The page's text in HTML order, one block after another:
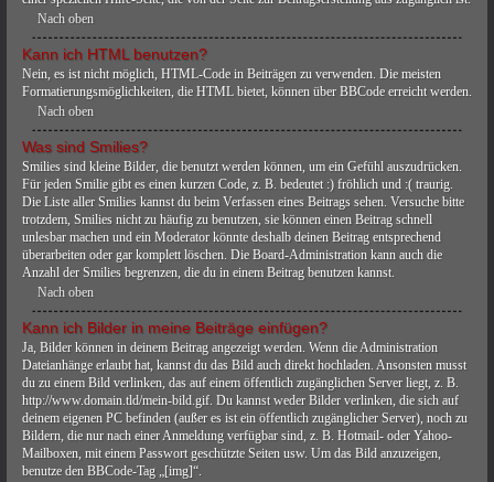
Nach oben
Kann ich HTML benutzen?
Nein, es ist nicht möglich, HTML-Code in Beiträgen zu verwenden. Die meisten
Formatierungsmöglichkeiten, die HTML bietet, können über BBCode erreicht werden.
Nach oben
Was sind Smilies?
Smilies sind kleine Bilder, die benutzt werden können, um ein Gefühl auszudrücken.
Für jeden Smilie gibt es einen kurzen Code, z. B. bedeutet :) fröhlich und :( traurig.
Die Liste aller Smilies kannst du beim Verfassen eines Beitrags sehen. Versuche bitte
trotzdem, Smilies nicht zu häufig zu benutzen, sie können einen Beitrag schnell
unlesbar machen und ein Moderator könnte deshalb deinen Beitrag entsprechend
überarbeiten oder gar komplett löschen. Die Board-Administration kann auch die
Anzahl der Smilies begrenzen, die du in einem Beitrag benutzen kannst.
Nach oben
Kann ich Bilder in meine Beiträge einfügen?
Ja, Bilder können in deinem Beitrag angezeigt werden. Wenn die Administration
Dateianhänge erlaubt hat, kannst du das Bild auch direkt hochladen. Ansonsten musst
du zu einem Bild verlinken, das auf einem öffentlich zugänglichen Server liegt, z. B.
http://www.domain.tld/mein-bild.gif. Du kannst weder Bilder verlinken, die sich auf
deinem eigenen PC befinden (außer es ist ein öffentlich zugänglicher Server), noch zu
Bildern, die nur nach einer Anmeldung verfügbar sind, z. B. Hotmail- oder Yahoo-
Mailboxen, mit einem Passwort geschützte Seiten usw. Um das Bild anzuzeigen,
benutze den BBCode-Tag „[img]“.